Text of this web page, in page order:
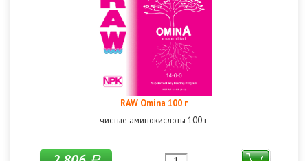
RAW Omina 100 г
чистые аминокислоты 100 г